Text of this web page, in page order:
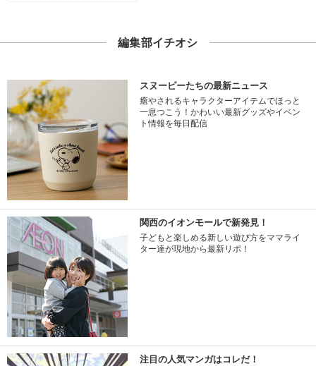
編集部イチオシ
スヌーピーたちの最新ニュース
癒やされるキャラクターアイテムでほっと
一息つこう！かわいい最新グッズやイベン
ト情報を毎日配信
関西のイオンモールで新発見！
子どもと楽しめる新しい遊び方をママライ
ター達が現地から最新リポ！
注目の人気マンガはコレだ！